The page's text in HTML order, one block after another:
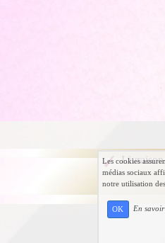
Livraison
Les cookies
médias sociaux
notre utilisation
OK En